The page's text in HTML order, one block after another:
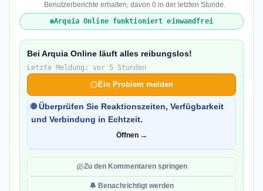
Benutzerberichte erhalten, davon 0 in der letzten Stunde.
Arquia Online funktioniert einwandfrei
Bei Arquia Online läuft alles reibungslos!
Letzte Meldung: vor 5 Stunden
Ein Problem melden
🌐 Überprüfen Sie Reaktionszeiten, Verfügbarkeit
und Verbindung in Echtzeit.
Öffnen →
Zu den Kommentaren springen
🔔 Benachrichtigt werden